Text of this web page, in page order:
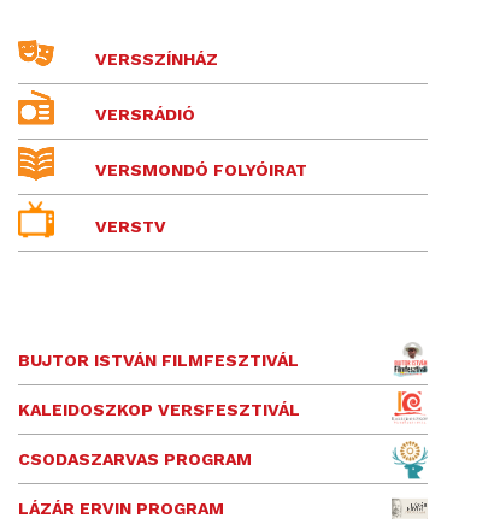
VERSSZÍNHÁZ
VERSRÁDIÓ
VERSMONDÓ FOLYÓIRAT
VERSTV
BUJTOR ISTVÁN FILMFESZTIVÁL
KALEIDOSZKOP VERSFESZTIVÁL
CSODASZARVAS PROGRAM
LÁZÁR ERVIN PROGRAM